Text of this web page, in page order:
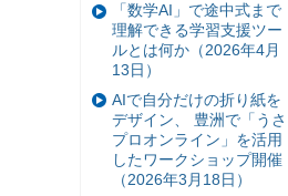
「数学AI」で途中式まで
理解できる学習支援ツー
ルとは何か（2026年4月
13日）
AIで自分だけの折り紙を
デザイン、 豊洲で「うさ
プロオンライン」を活用
したワークショップ開催
（2026年3月18日）